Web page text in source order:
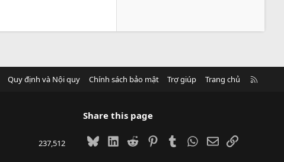
Quy định và Nội quy Chính sách bảo mật Trợ giúp Trang chủ
237,512
Share this page
BlueskyLinkedIn
Reddit PinterestTumblrWhatsApp
EmailLink